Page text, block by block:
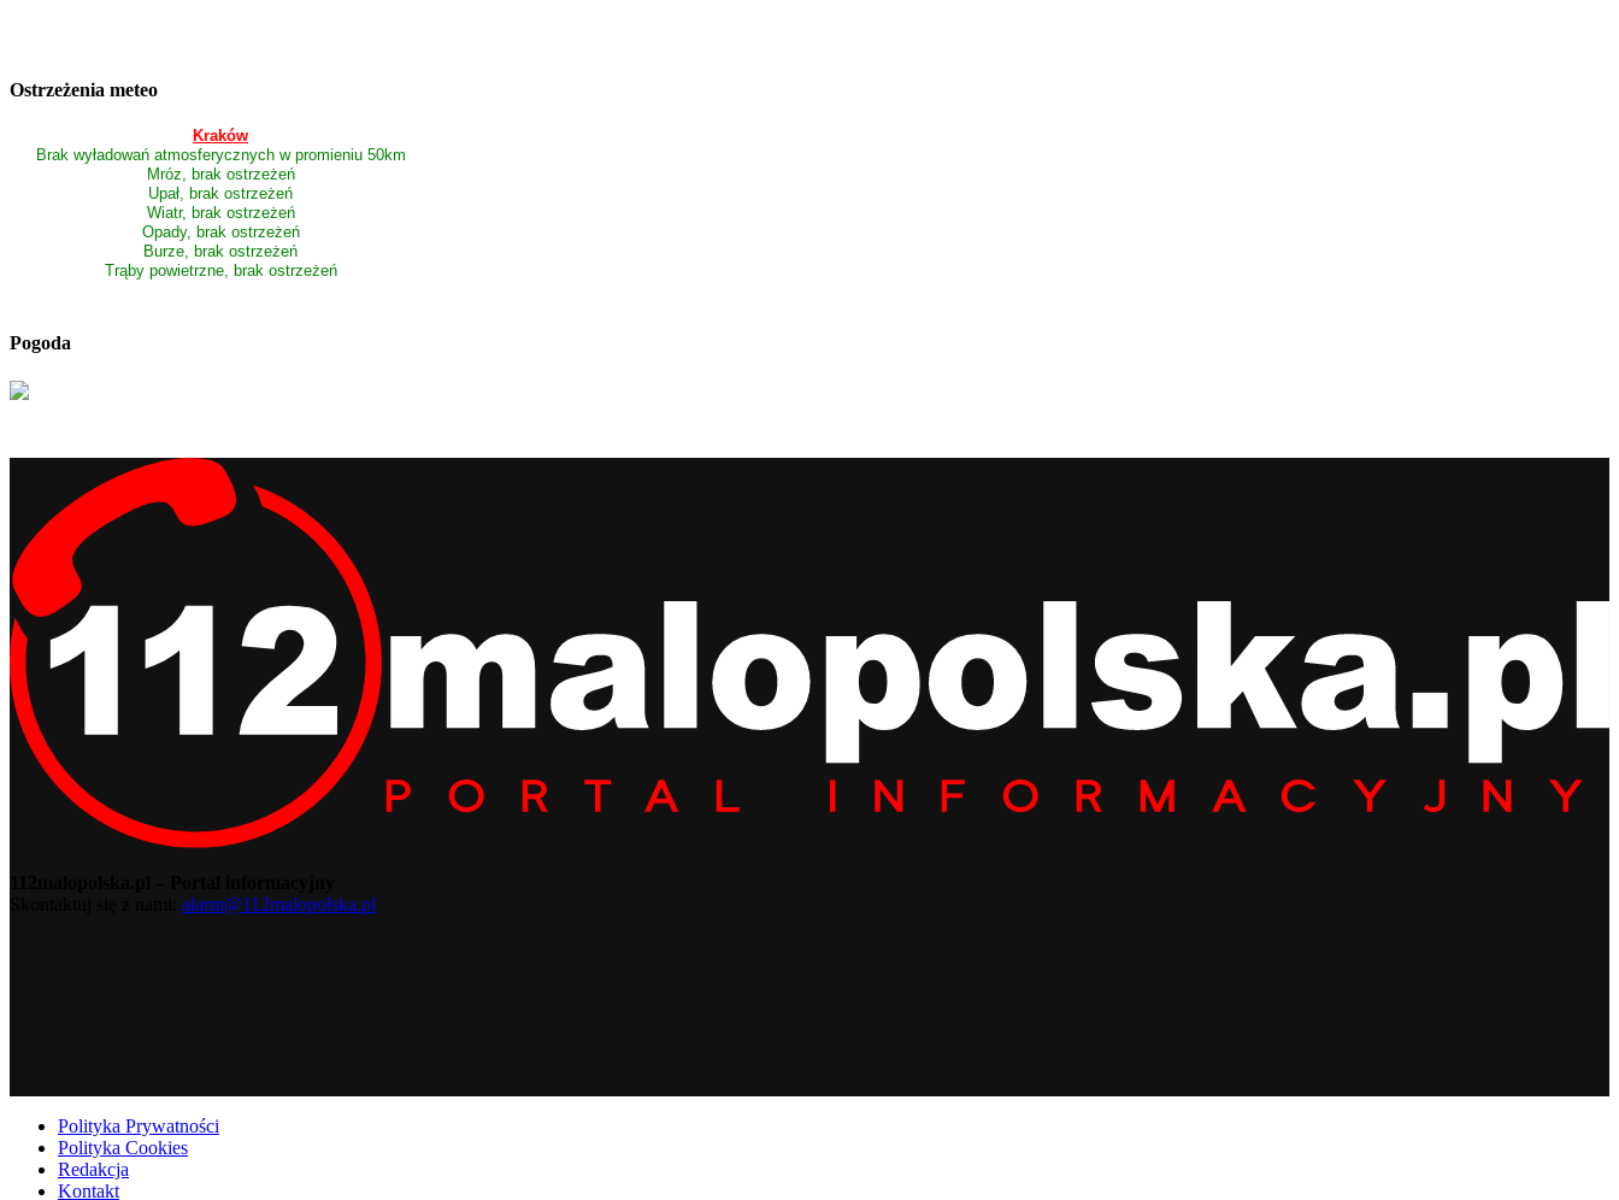
Ostrzeżenia meteo
Kraków
Brak wyładowań atmosferycznych w promieniu 50km
Mróz, brak ostrzeżeń
Upał, brak ostrzeżeń
Wiatr, brak ostrzeżeń
Opady, brak ostrzeżeń
Burze, brak ostrzeżeń
Trąby powietrzne, brak ostrzeżeń
Pogoda
alarm@112malopolska.pl
Polityka Prywatności
Polityka Cookies
Redakcja
Kontakt